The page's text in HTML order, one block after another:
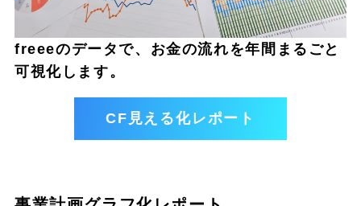
freeeのデータで、お金の流れを年間まるごと
可視化します。
CF見える化レポート